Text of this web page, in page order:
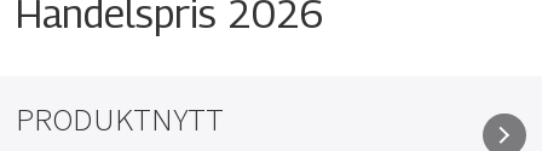
Handelspris 2026
PRODUKTNYTT